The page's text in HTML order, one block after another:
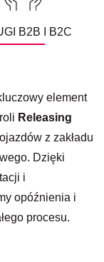
B2B I B2C
element
Releasing
z zakładu
Dzięki
i
opóźnienia i
procesu.